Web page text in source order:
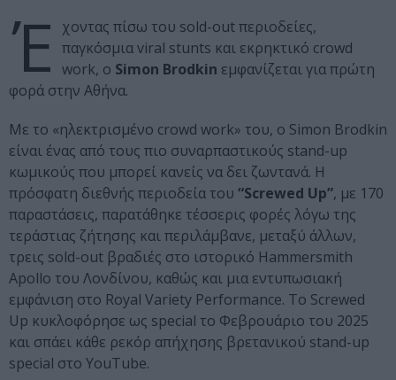
Έ
χοντας πίσω του sold-out περιοδείες,
παγκόσμια viral stunts και εκρηκτικό crowd
work, ο Simon Brodkin εμφανίζεται για πρώτη
φορά στην Αθήνα.
Με το «ηλεκτρισμένο crowd work» του, ο Simon Brodkin
είναι ένας από τους πιο συναρπαστικούς stand-up
κωμικούς που μπορεί κανείς να δει ζωντανά. Η
πρόσφατη διεθνής περιοδεία του “Screwed Up”, με 170
παραστάσεις, παρατάθηκε τέσσερις φορές λόγω της
τεράστιας ζήτησης και περιλάμβανε, μεταξύ άλλων,
τρεις sold-out βραδιές στο ιστορικό Hammersmith
Apollo του Λονδίνου, καθώς και μια εντυπωσιακή
εμφάνιση στο Royal Variety Performance. Το Screwed
Up κυκλοφόρησε ως special το Φεβρουάριο του 2025
και σπάει κάθε ρεκόρ απήχησης βρετανικού stand-up
special στο YouTube.